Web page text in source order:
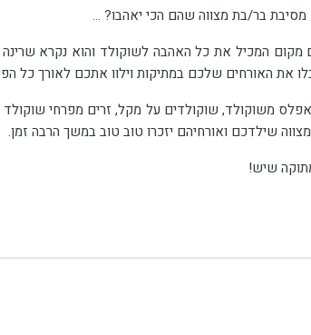
בר/בת מצווה שהם הכי יאהבו? ...
שיש!